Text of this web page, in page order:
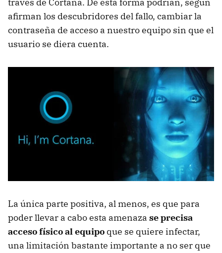
afirman los descubridores del fallo, cambiar la
contraseña de acceso a nuestro equipo sin que el
usuario se diera cuenta.
La única parte positiva, al menos, es que para
poder llevar a cabo esta amenaza se precisa
acceso físico al equipo que se quiere infectar,
una limitación bastante importante a no ser que